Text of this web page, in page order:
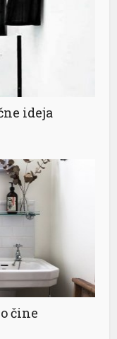
ideja
čine